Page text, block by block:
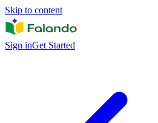
Skip to content
Sign inGet Started